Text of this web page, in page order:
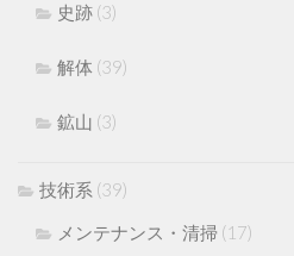
史跡 (3)
解体 (39)
鉱山 (3)
技術系 (39)
メンテナンス・清掃 (17)